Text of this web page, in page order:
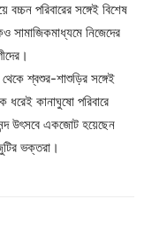
পরিবারের সঙ্গেই বিশেষ
সামাজিকমাধ্যমে নিজেদের
শ্বশুর-শাশুড়ির সঙ্গেই
ধরেই কানাঘুষো পরিবারে
উৎসবে একজোট হয়েছেন
ভক্তরা।